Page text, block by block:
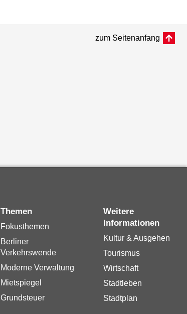
zum Seitenanfang
Themen
Fokusthemen
Berliner
Verkehrswende
Moderne Verwaltung
Mietspiegel
Grundsteuer
Weitere
Informationen
Kultur & Ausgehen
Tourismus
Wirtschaft
Stadtleben
Stadtplan